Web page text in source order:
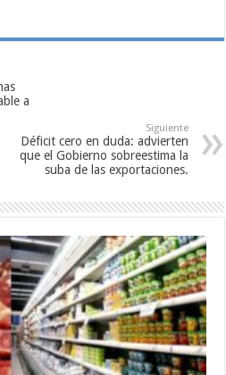
a
Siguiente
Déficit cero en duda: advierten
que el Gobierno sobreestima la
suba de las exportaciones.